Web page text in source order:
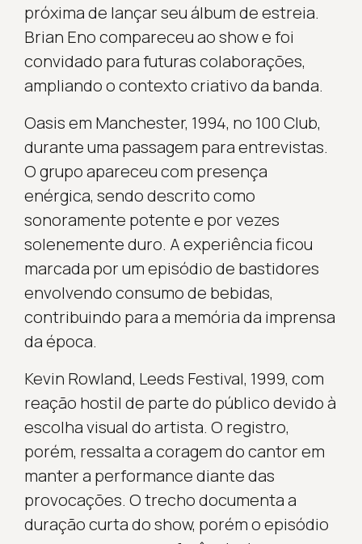
próxima de lançar seu álbum de estreia.
Brian Eno compareceu ao show e foi
convidado para futuras colaborações,
ampliando o contexto criativo da banda.
Oasis em Manchester, 1994, no 100 Club,
durante uma passagem para entrevistas.
O grupo apareceu com presença
enérgica, sendo descrito como
sonoramente potente e por vezes
solenemente duro. A experiência ficou
marcada por um episódio de bastidores
envolvendo consumo de bebidas,
contribuindo para a memória da imprensa
da época.
Kevin Rowland, Leeds Festival, 1999, com
reação hostil de parte do público devido à
escolha visual do artista. O registro,
porém, ressalta a coragem do cantor em
manter a performance diante das
provocações. O trecho documenta a
duração curta do show, porém o episódio